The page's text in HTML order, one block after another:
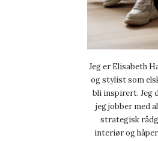
Jeg er Elisabeth
og stylist som
bli inspirert. Jeg
jeg jobber med
strategisk
interiør og